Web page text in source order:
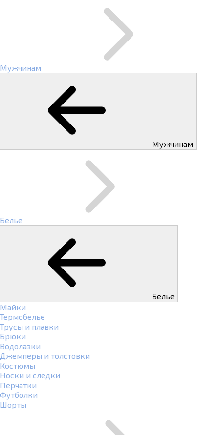
Мужчинам
Мужчинам
Белье
Белье
Майки
Термобелье
Трусы и плавки
Брюки
Водолазки
Джемперы и толстовки
Костюмы
Носки и следки
Перчатки
Футболки
Шорты